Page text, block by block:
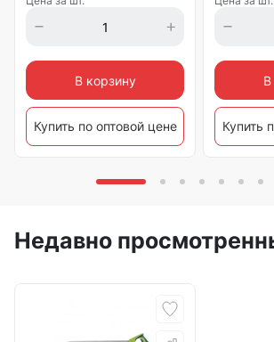
В корзину
Купить по оптовой цене
В
Купить
Недавно